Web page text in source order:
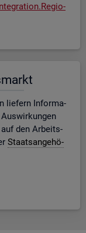
lie­fern In­for­ma­
den Ar­beits­
Staats­an­ge­hö­